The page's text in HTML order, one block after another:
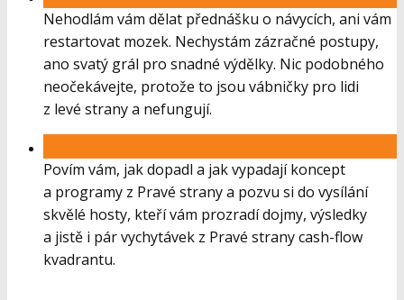
Nehodlám vám dělat přednášku o návycích, ani vám
restartovat mozek. Nechystám zázračné postupy,
ano svatý grál pro snadné výdělky. Nic podobného
neočekávejte, protože to jsou vábničky pro lidi
z levé strany a nefungují.
Povím vám, jak dopadl a jak vypadají koncept
a programy z Pravé strany a pozvu si do vysílání
skvělé hosty, kteří vám prozradí dojmy, výsledky
a jistě i pár vychytávek z Pravé strany cash-flow
kvadrantu.